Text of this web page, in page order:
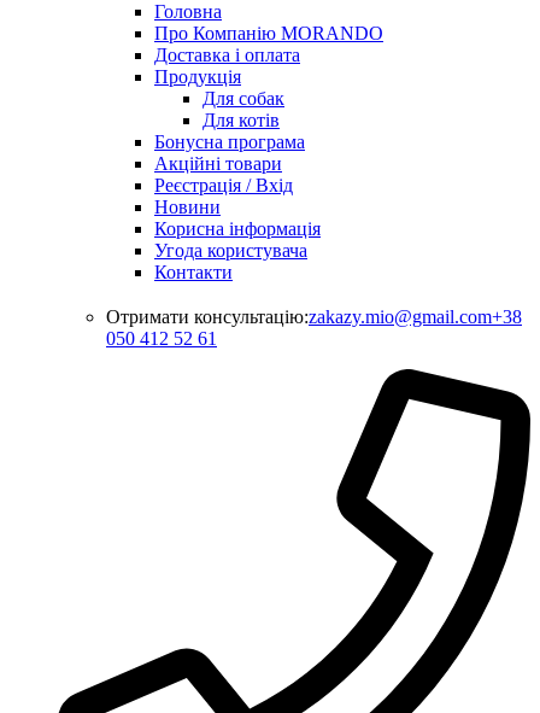
Головна
Про Компанію MORANDO
Доставка і оплата
Продукція
Для собак
Для котів
Бонусна програма
Акційні товари
Реєстрація / Вхід
Новини
Корисна інформація
Угода користувача
Контакти
Отримати консультацію:zakazy.mio@gmail.com+38
050 412 52 61